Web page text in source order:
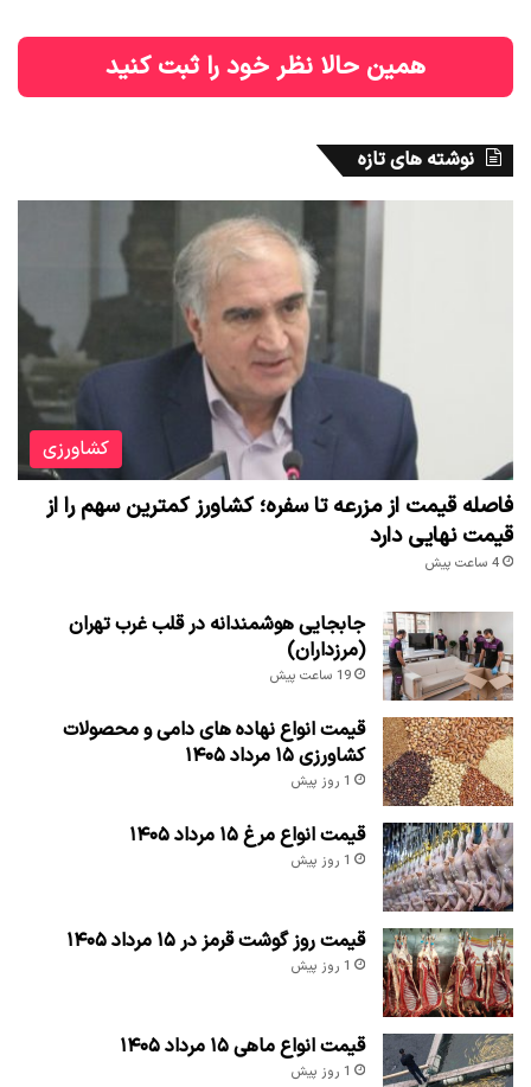
همین حالا نظر خود را ثبت کنید
نوشته های تازه
کشاورزی
فاصله قیمت از مزرعه تا سفره؛ کشاورز کمترین سهم را از
قیمت نهایی دارد
4 ساعت پیش
جابجایی هوشمندانه در قلب غرب تهران
(مرزداران)
19 ساعت پیش
قیمت انواع نهاده های دامی و محصولات
کشاورزی ۱۵ مرداد ۱۴۰۵
1 روز پیش
قیمت انواع مرغ ۱۵ مرداد ۱۴۰۵
1 روز پیش
قیمت روز گوشت قرمز در ۱۵ مرداد ۱۴۰۵
1 روز پیش
قیمت انواع ماهی ۱۵ مرداد ۱۴۰۵
1 روز پیش